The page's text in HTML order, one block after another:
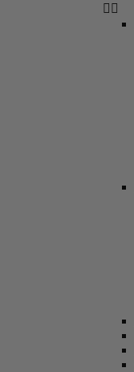
 